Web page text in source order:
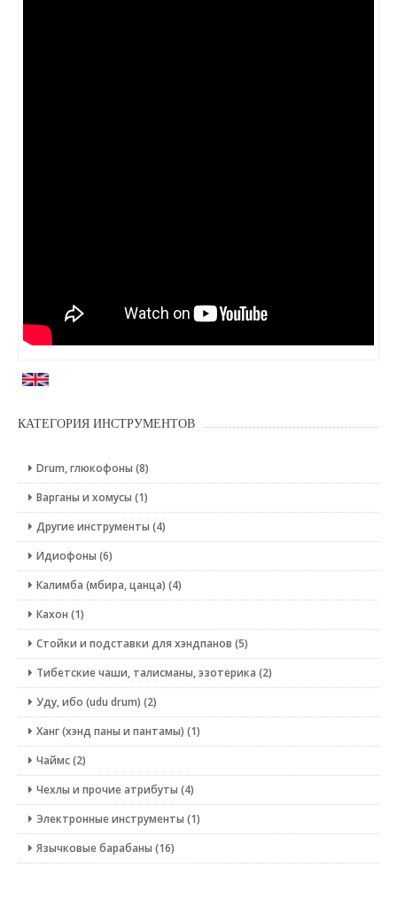
КАТЕГОРИЯ ИНСТРУМЕНТОВ
Drum, глюкофоны (8)
Варганы и хомусы (1)
Другие инструменты (4)
Идиофоны (6)
Калимба (мбира, цанца) (4)
Кахон (1)
Стойки и подставки для хэндпанов (5)
Тибетские чаши, талисманы, эзотерика (2)
Уду, ибо (udu drum) (2)
Ханг (хэнд паны и пантамы) (1)
Чаймс (2)
Чехлы и прочие атрибуты (4)
Электронные инструменты (1)
Язычковые барабаны (16)